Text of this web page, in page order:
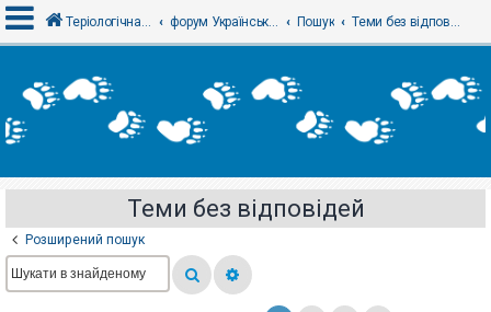
х
і
е
с
т
р
Теріологічна школа форум Українського теріологічного товариства Пошук Теми без відповідей
Теми без відповідей
Розширений пошук